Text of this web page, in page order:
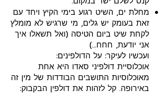
מחלת ים, השיט רגוע בימי הקיץ ויחד עם
זאת בעומק יש גלים, מי שרגיש לא מומלץ
לקחת שיט ביום הטיסה (ואל תשאלו איך
אני יודעת, חחח...)
ועכשיו לעיקר: על הדולפינים:
אוכלוסיית דולפיני סאדו היא אחת
מאוכלוסיות התושבים הבודדות של מין זה
באירופה. קל לזהות את דולפין הבקבוק: